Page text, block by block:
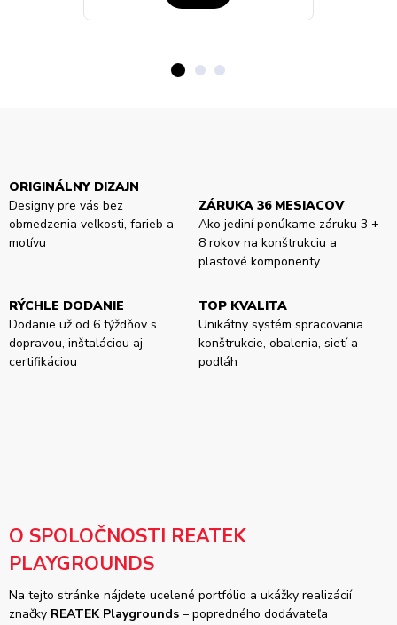
ORIGINÁLNY DIZAJN
Designy pre vás bez
obmedzenia veľkosti, farieb a
motívu
ZÁRUKA 36 MESIACOV
Ako jediní ponúkame záruku 3 +
8 rokov na konštrukciu a
plastové komponenty
RÝCHLE DODANIE
Dodanie už od 6 týždňov s
dopravou, inštaláciou aj
certifikáciou
TOP KVALITA
Unikátny systém spracovania
konštrukcie, obalenia, sietí a
podláh
O SPOLOČNOSTI REATEK
PLAYGROUNDS
Na tejto stránke nájdete ucelené portfólio a ukážky realizácií
značky REATEK Playgrounds – popredného dodávateľa